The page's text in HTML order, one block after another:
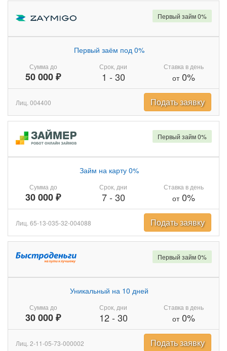
Сумма до
50 000 ₽
Первый заём под 0%
Срок, дни
1 - 30
Ставка в день
от0%
Первый займ 0%
Лиц. 004400 Подать заявку
Сумма до
30 000 ₽
Займ на карту 0%
Срок, дни
7- 30
Ставка в день
от0%
Первый займ 0%
Лиц. 65-13-035-32-004088 Подать заявку
Сумма до
30 000 ₽
Уникальный на 10 дней
Срок, дни
12- 30
Ставка в день
от0%
Первый займ 0%
Лиц. 2-11-05-73-000002 Подать заявку